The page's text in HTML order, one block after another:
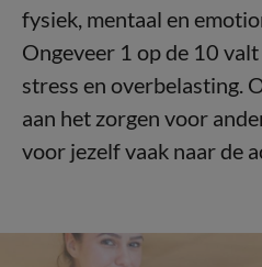
fysiek, mentaal en
Ongeveer 1 op de 10
stress en overbelasting.
aan het zorgen voor
voor jezelf vaak naar de